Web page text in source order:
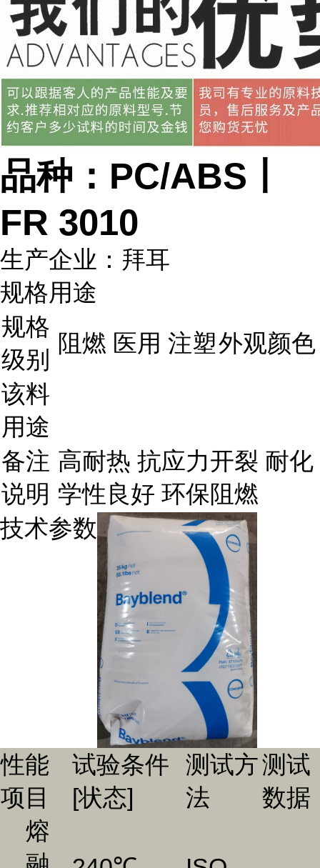
品种：PC/ABS丨
FR 3010
生产企业：拜耳
规格用途
规格
级别
阻燃 医用 注塑外观颜色
该料
用途
备注
说明
高耐热 抗应力开裂 耐化
学性良好 环保阻燃
技术参数
性能
项目
试验条件
[状态]
测试方
法
测试
数据
熔